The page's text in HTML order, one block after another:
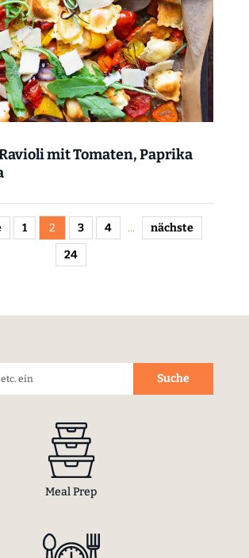
mit Tomaten, Paprika
1 2 3 4 ...
nächste
24
Meal Prep